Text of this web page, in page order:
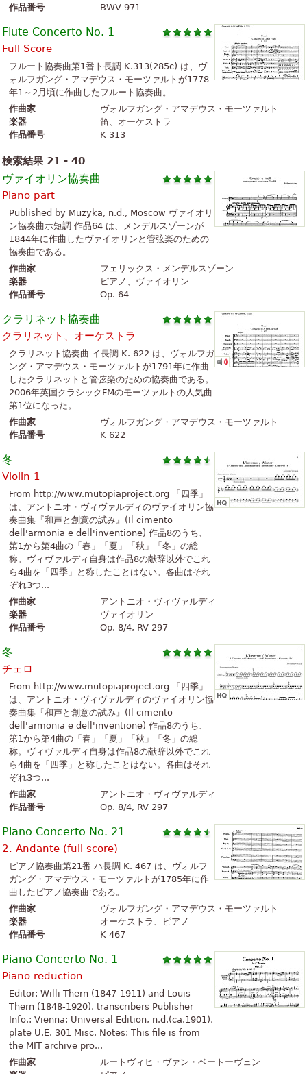
作品番号
BWV 971
Flute Concerto No. 1
Full Score
フルート協奏曲第1番ト長調 K.313(285c) は、ヴ
ォルフガング・アマデウス・モーツァルトが1778
年1～2月頃に作曲したフルート協奏曲。
作曲家
ヴォルフガング・アマデウス・モーツァルト
楽器
笛、オーケストラ
作品番号
K 313
検索結果 21 - 40
ヴァイオリン協奏曲
Piano part
Published by Muzyka, n.d., Moscow ヴァイオリ
ン協奏曲ホ短調 作品64 は、メンデルスゾーンが
1844年に作曲したヴァイオリンと管弦楽のための
協奏曲である。
作曲家
フェリックス・メンデルスゾーン
楽器
ピアノ、ヴァイオリン
作品番号
Op. 64
クラリネット協奏曲
クラリネット、オーケストラ
クラリネット協奏曲 イ長調 K. 622 は、ヴォルフガ
ング・アマデウス・モーツァルトが1791年に作曲
したクラリネットと管弦楽のための協奏曲である。
2006年英国クラシックFMのモーツァルトの人気曲
第1位になった。
作曲家
ヴォルフガング・アマデウス・モーツァルト
作品番号
K 622
冬
Violin 1
From http://www.mutopiaproject.org 「四季」
は、アントニオ・ヴィヴァルディのヴァイオリン協
奏曲集『和声と創意の試み』(Il cimento
dell'armonia e dell'inventione) 作品8のうち、
第1から第4曲の「春」「夏」「秋」「冬」の総
称。ヴィヴァルディ自身は作品8の献辞以外でこれ
ら4曲を「四季」と称したことはない。各曲はそれ
ぞれ3つ...
作曲家
アントニオ・ヴィヴァルディ
楽器
ヴァイオリン
作品番号
Op. 8/4, RV 297
冬
チェロ
From http://www.mutopiaproject.org 「四季」
は、アントニオ・ヴィヴァルディのヴァイオリン協
奏曲集『和声と創意の試み』(Il cimento
dell'armonia e dell'inventione) 作品8のうち、
第1から第4曲の「春」「夏」「秋」「冬」の総
称。ヴィヴァルディ自身は作品8の献辞以外でこれ
ら4曲を「四季」と称したことはない。各曲はそれ
ぞれ3つ...
作曲家
アントニオ・ヴィヴァルディ
作品番号
Op. 8/4, RV 297
Piano Concerto No. 21
2. Andante (full score)
ピアノ協奏曲第21番 ハ長調 K. 467 は、ヴォルフ
ガング・アマデウス・モーツァルトが1785年に作
曲したピアノ協奏曲である。
作曲家
ヴォルフガング・アマデウス・モーツァルト
楽器
オーケストラ、ピアノ
作品番号
K 467
Piano Concerto No. 1
Piano reduction
Editor: Willi Thern (1847-1911) and Louis
Thern (1848-1920), transcribers Publisher
Info.: Vienna: Universal Edition, n.d.(ca.1901),
plate U.E. 301 Misc. Notes: This file is from
the MIT archive pro...
作曲家
ルートヴィヒ・ヴァン・ベートーヴェン